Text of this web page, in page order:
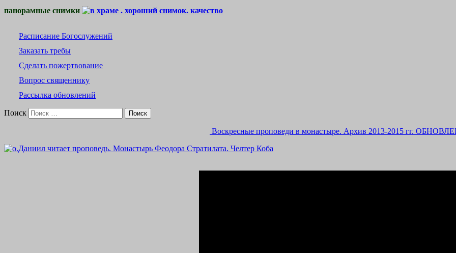
панорамные снимки
Расписание Богослужений
Заказать требы
Сделать пожертвование
Вопрос священнику
Рассылка обновлений
Поиск
Воскресные проповеди в монастыре. Архив 2013-2015 гг.